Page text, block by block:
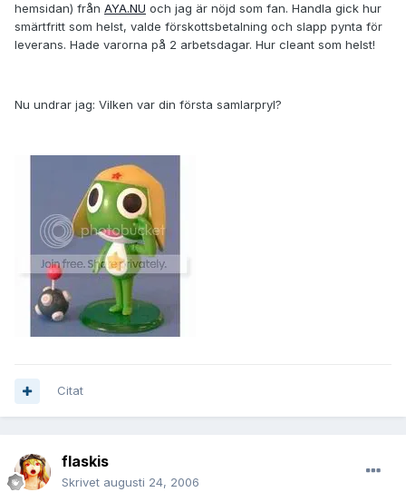
hemsidan) från AYA.NU och jag är nöjd som fan. Handla gick hur
smärtfritt som helst, valde förskottsbetalning och slapp pynta för
leverans. Hade varorna på 2 arbetsdagar. Hur cleant som helst!
Nu undrar jag: Vilken var din första samlarpryl?
Citat
flaskis
Skrivet augusti 24, 2006